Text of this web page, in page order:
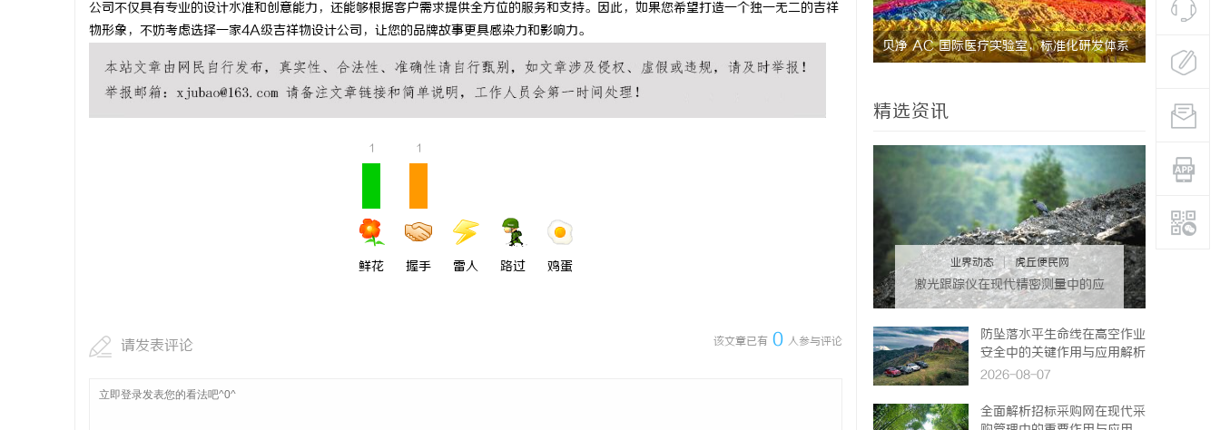
公司不仅具有专业的设计水准和创意能力，还能够根据客户需求提供全方位的服务和支持。因此，如果您希望打造一个独一无二的吉祥
物形象，不妨考虑选择一家4A级吉祥物设计公司，让您的品牌故事更具感染力和影响力。
1
鲜花
1
握手 雷人 路过 鸡蛋
该文章已有 0 人参与评论
请发表评论
550FC45耐磨改性颗粒：提升耐磨性能 高精度激光切割机：新时代工业制造的革命者 贝净 AC 国际医疗实验室，标准化研发体系 武汉配眼
精选资讯
业界动态 | 虎丘便民网
激光跟踪仪在现代精密测量中的应
用与发展趋势
防坠落水平生命线在高空作业
安全中的关键作用与应用解析
2026-08-07
全面解析招标采购网在现代采